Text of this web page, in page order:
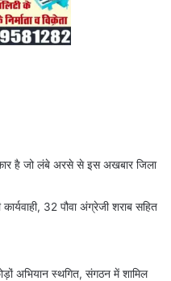
है जो लंबे अरसे से इस अखबार जिला
32 पौवा अंग्रेजी शराब सहित
अभियान स्थगित, संगठन में शामिल